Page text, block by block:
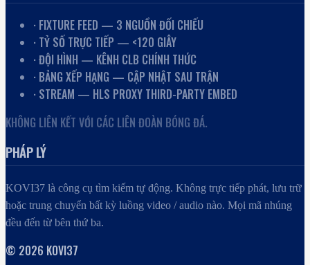
· FIXTURE FEED — 3 NGUỒN ĐỐI CHIẾU
· TỶ SỐ TRỰC TIẾP — <120 GIÂY
· ĐỘI HÌNH — KÊNH CLB CHÍNH THỨC
· BẢNG XẾP HẠNG — CẬP NHẬT SAU TRẬN
· STREAM — HLS PROXY THIRD-PARTY EMBED
KHÔNG LIÊN KẾT VỚI CÁC LIÊN ĐOÀN BÓNG ĐÁ.
PHÁP LÝ
KOVI37 là công cụ tìm kiếm tự động. Không trực tiếp phát, lưu trữ
hoặc trung chuyển bất kỳ luồng video / audio nào. Mọi mã nhúng
đều đến từ bên thứ ba.
© 2026 KOVI37